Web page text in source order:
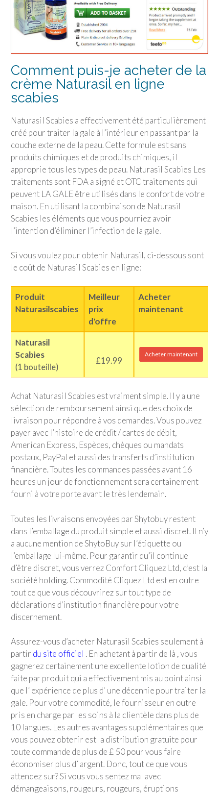
Comment puis-je acheter de la
crème Naturasil en ligne
scabies
Naturasil Scabies a effectivement été particulièrement
créé pour traiter la gale à l’intérieur en passant par la
couche externe de la peau. Cette formule est sans
produits chimiques et de produits chimiques, il
approprie tous les types de peau. Naturasil Scabies Les
traitements sont FDA a signé et OTC traitements qui
peuvent LA GALE être utilisés dans le confort de votre
maison. En utilisant la combinaison de Naturasil
Scabies les éléments que vous pourriez avoir
l’intention d’éliminer l’infection de la gale.
Si vous voulez pour obtenir Naturasil, ci-dessous sont
le coût de Naturasil Scabies en ligne:
Produit
Naturasilscabies
Meilleur
prix
d'offre
Acheter
maintenant
Naturasil
Scabies
(1 bouteille)
£19.99
Acheter maintenant
Achat Naturasil Scabies est vraiment simple. Il y a une
sélection de remboursement ainsi que des choix de
livraison pour répondre à vos demandes. Vous pouvez
payer avec l’histoire de crédit / cartes de débit,
American Express, Espèces, chèques ou mandats
postaux, PayPal et aussi des transferts d’institution
financière. Toutes les commandes passées avant 16
heures un jour de fonctionnement sera certainement
fourni à votre porte avant le très lendemain.
Toutes les livraisons envoyées par Shytobuy restent
dans l’emballage du produit simple et aussi discret. Il n’y
a aucune mention de ShytoBuy sur l’étiquette ou
l’emballage lui-même. Pour garantir qu’il continue
d’être discret, vous verrez Comfort Cliquez Ltd, c’est la
société holding. Commodité Cliquez Ltd est en outre
tout ce que vous découvrirez sur tout type de
déclarations d’institution financière pour votre
discernement.
Assurez-vous d’acheter Naturasil Scabies seulement à
partir du site officiel . En achetant à partir de là , vous
gagnerez certainement une excellente lotion de qualité
faite par produit qui a effectivement mis au point ainsi
que l’ expérience de plus d’ une décennie pour traiter la
gale. Pour votre commodité, le fournisseur en outre
pris en charge par les soins à la clientèle dans plus de
10 langues. Les autres avantages supplémentaires que
vous pouvez obtenir est la distribution gratuite pour
toute commande de plus de £ 50 pour vous faire
économiser plus d’ argent. Donc, tout ce que vous
attendez sur? Si vous vous sentez mal avec
démangeaisons, rougeurs, rougeurs, éruptions